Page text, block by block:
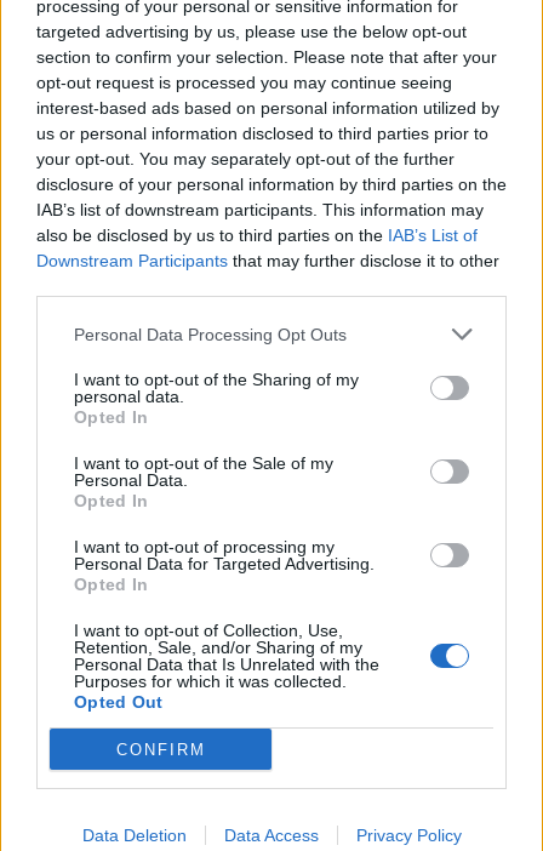
processing of your personal or sensitive information for
targeted advertising by us, please use the below opt-out
section to confirm your selection. Please note that after your
opt-out request is processed you may continue seeing
interest-based ads based on personal information utilized by
us or personal information disclosed to third parties prior to
your opt-out. You may separately opt-out of the further
disclosure of your personal information by third parties on the
IAB’s list of downstream participants. This information may
also be disclosed by us to third parties on the IAB’s List of
Downstream Participants that may further disclose it to other
Personal Data Processing Opt Outs
I want to opt-out of the Sharing of my
personal data.
Opted In
I want to opt-out of the Sale of my
Personal Data.
Opted In
I want to opt-out of processing my
Personal Data for Targeted Advertising.
Opted In
I want to opt-out of Collection, Use,
Retention, Sale, and/or Sharing of my
Personal Data that Is Unrelated with the
Purposes for which it was collected.
Opted Out
CONFIRM
Data Deletion Data Access Privacy Policy
κανονισμών και σχετικών διατάξεων σε Φάληρο
και Λαμία. Ερωτηματικό πάντως, παραμένει
στάση του υπουργείου Προστασίας του
Πολίτη.